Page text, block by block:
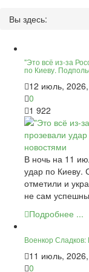
Вы здесь:
"Это всё из-за
по Киеву.
12 июль,
0
1 922
В ночь на 11
удар по Киеву.
отметили и
не сам
Подробнее ...
Военкор
11 июль,
0